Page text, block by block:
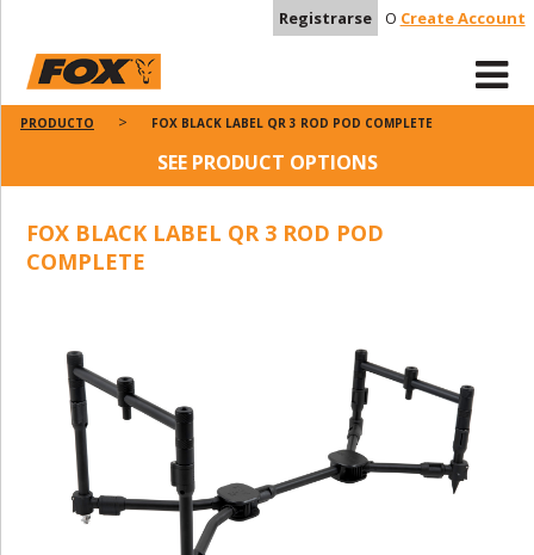
Registrarse O Create Account
PRODUCTO FOX BLACK LABEL QR 3 ROD POD COMPLETE
SEE PRODUCT OPTIONS
FOX BLACK LABEL QR 3 ROD POD
COMPLETE